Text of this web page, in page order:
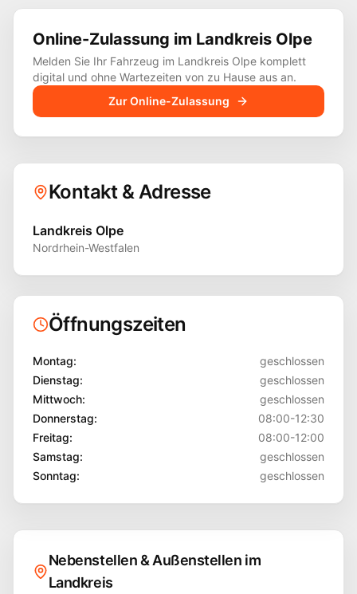
Online-Zulassung im Landkreis Olpe
Melden Sie Ihr Fahrzeug im Landkreis Olpe komplett
digital und ohne Wartezeiten von zu Hause aus an.
Zur Online-Zulassung
Kontakt & Adresse
Landkreis Olpe
Nordrhein-Westfalen
Öffnungszeiten
Montag:
geschlossen
Dienstag:
geschlossen
Mittwoch:
geschlossen
Donnerstag:
08:00-12:30
Freitag:
08:00-12:00
Samstag:
geschlossen
Sonntag: geschlossen
Nebenstellen & Außenstellen im
Landkreis